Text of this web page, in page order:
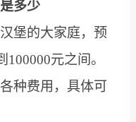
多少
堡的大家庭，预
元之间。
种费用，具体可